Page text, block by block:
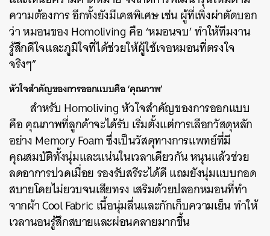
ความต้องการ อีกทั้งยังมีเคสพิเศษ เช่น ผู้ที่เพิ่งผ่าตัดบอก
ว่า หมอนของ Homoliving คือ ‘หมอนจบ’ ทำให้ทีมงาน
รู้สึกดีใจและภูมิใจที่ได้ช่วยให้ผู้ใช้เจอหมอนที่ตรงใจ
จริงๆ”
หัวใจสำคัญของการออกแบบคือ ‘คุณภาพ’
สำหรับ Homoliving หัวใจสำคัญของการออกแบบ
คือ คุณภาพที่ลูกค้าจะได้รับ เริ่มตั้งแต่การเลือกวัสดุหลัก
อย่าง Memory Foam ซึ่งเป็นวัสดุทางการแพทย์ที่มี
คุณสมบัติทั้งนุ่มและแน่นในเวลาเดียวกัน หนุนแล้วช่วย
ลดอาการปวดเมื่อย รองรับสรีระได้ดี แถมยังนุ่มแบบกอด
สบายโดยไม่ยวบจนเสียทรง เสริมด้วยปลอกหมอนที่ทำ
จากผ้า Cool Fabric เนื้อนุ่มลื่นและกักเก็บความเย็น ทำให้
เวลานอนรู้สึกสบายและผ่อนคลายมากขึ้น
ค้นหา